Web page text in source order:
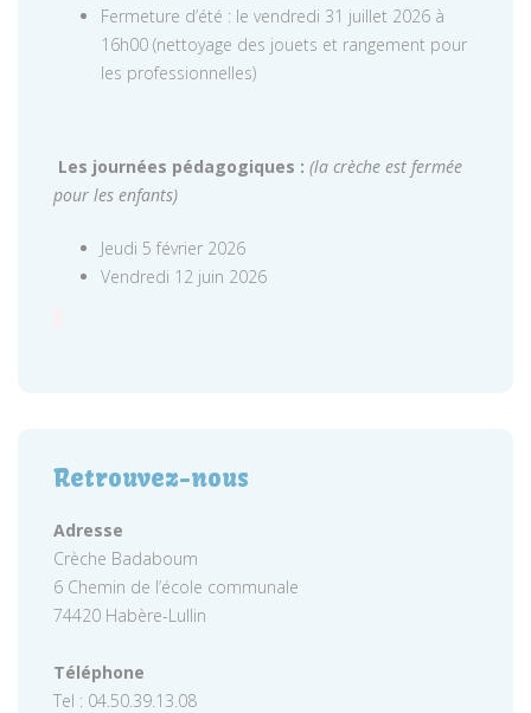
Fermeture d’été : le vendredi 31 juillet 2026 à
16h00 (nettoyage des jouets et rangement pour
les professionnelles)
Les journées pédagogiques : (la crèche est fermée
pour les enfants)
Jeudi 5 février 2026
Vendredi 12 juin 2026
Retrouvez-nous
Adresse
Crèche Badaboum
6 Chemin de l’école communale
74420 Habère-Lullin
Téléphone
Tel : 04.50.39.13.08